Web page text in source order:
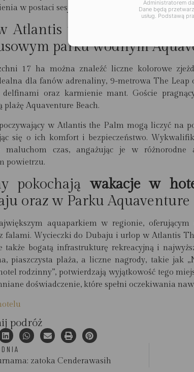
w postaci sesji fotograficznej czy toreb na
Atlantis the Palm nie
parku wodnym
17 ha można znaleźć liczne kolorowe
dla fanów adrenaliny, 9-metrowa The
delfinami oraz karmienie mant. Goście
plażę Aquaventure Beach.
w Atlantis the Palm mogą liczyć na
się o ich komfort i bezpieczeństwo.
maluchom czas, angażując je w
powietrzu.
pokochająwakacje w
oraz w Parku Aquaventure
aquaparkiem w regionie, oferującym
falami. Wycieczki do Dubaju i urlop w Atlantis
także bogatą infrastrukturę rekreacyjną i
piaszczysta plaża, a liczne nagrody, takie jak
rodzinny”, potwierdzają wyjątkowość tego
doświadczenie, które spełni oczekiwania
podróż
zatoka Cenderawasih
Administratorem
Dane będą
usług. Podstawą